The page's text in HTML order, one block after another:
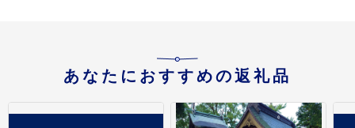
あなたにおすすめの返礼品